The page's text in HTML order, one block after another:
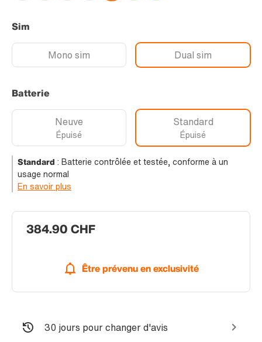
384.90 CHF
Être prévenu en exclusivité
Sim
Mono sim Dual sim
Batterie
Neuve
Épuisé
Standard
Épuisé
Standard : Batterie contrôlée et testée, conforme à un
usage normal
En savoir plus
30 jours pour changer d'avis